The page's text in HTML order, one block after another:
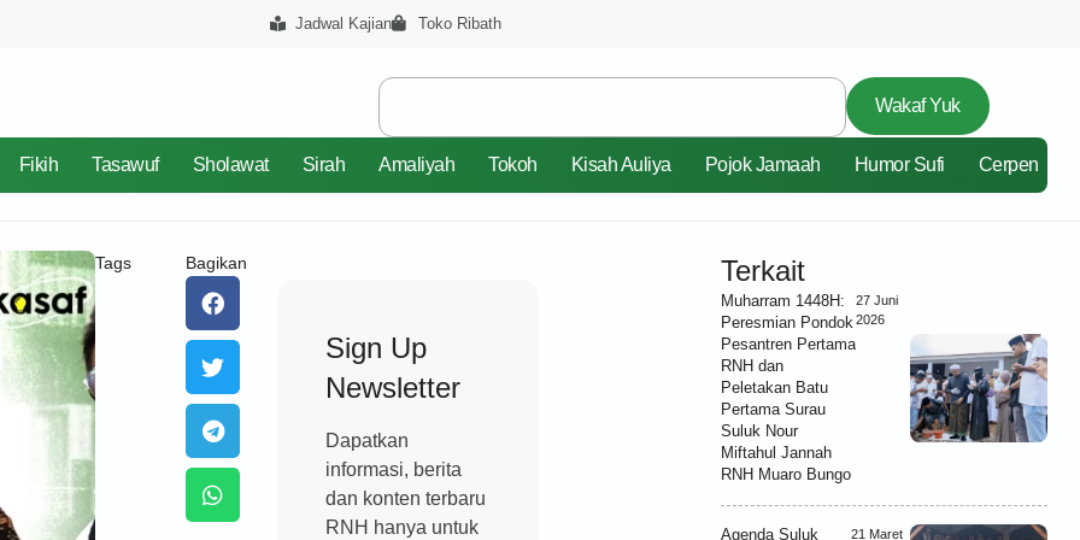
Jadwal Kajian Toko Ribath
Wakaf Yuk
Fikih Tasawuf Sholawat Sirah Amaliyah Tokoh Kisah Auliya Pojok Jamaah Humor Sufi Cerpen
Tags Bagikan
Sign Up
Newsletter
Dapatkan
informasi, berita
dan konten terbaru
RNH hanya untuk
Terkait
Muharram 1448H:
Peresmian Pondok
Pesantren Pertama
RNH dan
Peletakan Batu
Pertama Surau
Suluk Nour
Miftahul Jannah
RNH Muaro Bungo
27 Juni
2026
Agenda Suluk
21 Maret